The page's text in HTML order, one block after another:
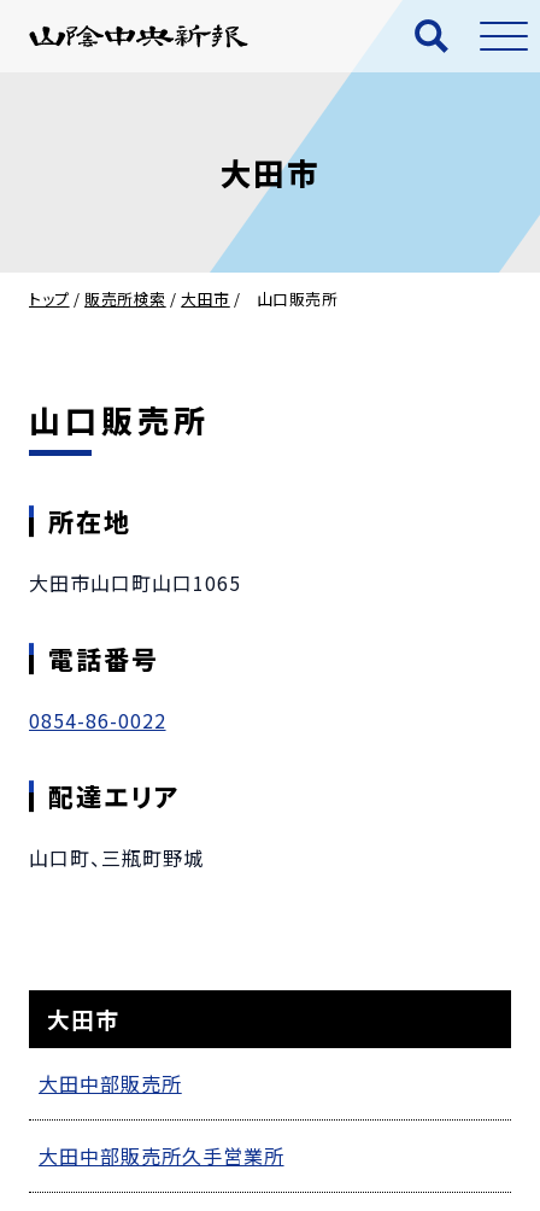
大田市
トップ / 販売所検索 /大田市 / 山口販売所
山口販売所
所在地
大田市山口町山口1065
電話番号
0854-86-0022
配達エリア
山口町、三瓶町野城
大田市
大田中部販売所
大田中部販売所久手営業所